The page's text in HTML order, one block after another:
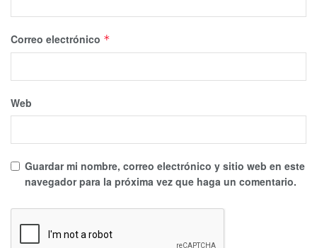
Correo electrónico *
Web
Guardar mi nombre, correo electrónico y sitio web en este
navegador para la próxima vez que haga un comentario.